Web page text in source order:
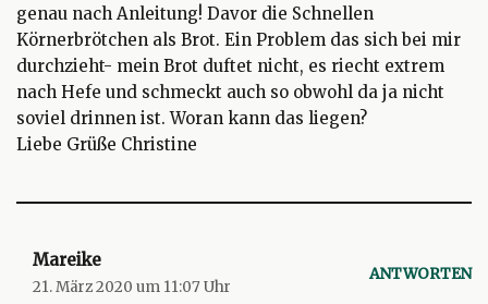
genau nach Anleitung! Davor die Schnellen
Körnerbrötchen als Brot. Ein Problem das sich bei mir
durchzieht- mein Brot duftet nicht, es riecht extrem
nach Hefe und schmeckt auch so obwohl da ja nicht
soviel drinnen ist. Woran kann das liegen?
Liebe Grüße Christine
Mareike
21. März 2020 um 11:07 Uhr
ANTWORTEN